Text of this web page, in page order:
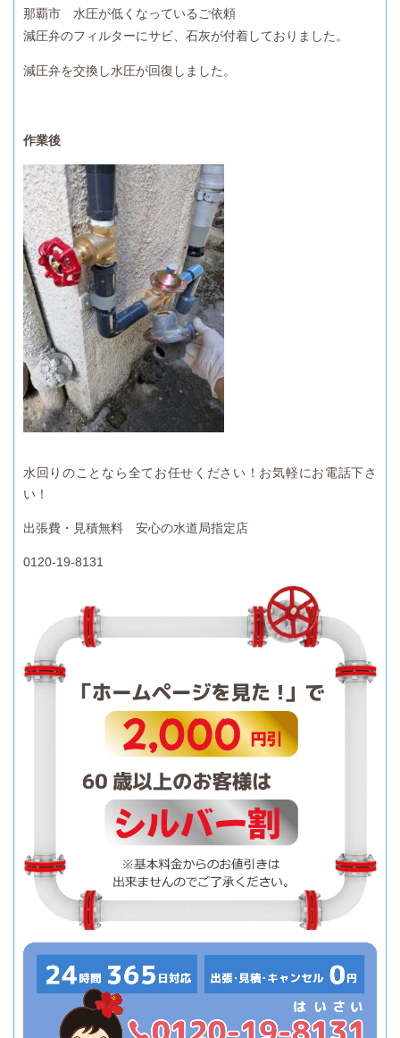
那覇市 水圧が低くなっているご依頼
減圧弁のフィルターにサビ、石灰が付着しておりました。
減圧弁を交換し水圧が回復しました。
作業後
水回りのことなら全てお任せください！お気軽にお電話下さ
い！
出張費・見積無料 安心の水道局指定店
0120-19-8131